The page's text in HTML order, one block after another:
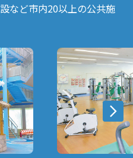
など市内20以上の公共施